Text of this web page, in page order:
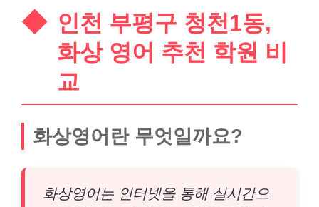
인천 부평구 청천1동,
화상 영어 추천 학원 비
교
화상영어란 무엇일까요?
화상영어는 인터넷을 통해 실시간으